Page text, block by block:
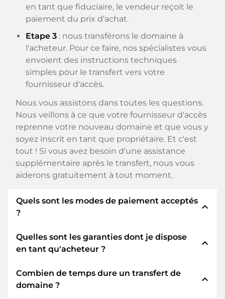
en tant que fiduciaire, le vendeur reçoit le
paiement du prix d'achat.
Etape 3 : nous transférons le domaine à
l'acheteur. Pour ce faire, nos spécialistes vous
envoient des instructions techniques
simples pour le transfert vers votre
fournisseur d'accès.
Nous vous assistons dans toutes les questions.
Nous veillons à ce que votre fournisseur d'accès
reprenne votre nouveau domaine et que vous y
soyez inscrit en tant que propriétaire. Et c'est
tout ! Si vous avez besoin d'une assistance
supplémentaire après le transfert, nous vous
aiderons gratuitement à tout moment.
Quels sont les modes de paiement acceptés
?
expand_less
Nous utilisons SEPA comme paiement anticipé
et utilisons STRIPE comme prestataire de
paiement disponibles tels que : Cartes de crédit,
PayPal, Klarna, ApplePay, GooglePay, Alipay ou
Quelles sont les garanties dont je dispose
en tant qu'acheteur ?
expand_less
En tant qu'acheteur, nous vous garantissons
toujours les sécurités suivantes. Nous nous en
Combien de temps dure un transfert de
domaine ?
expand_less